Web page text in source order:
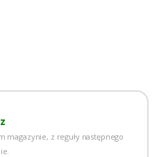
magazynie, z reguły następnego